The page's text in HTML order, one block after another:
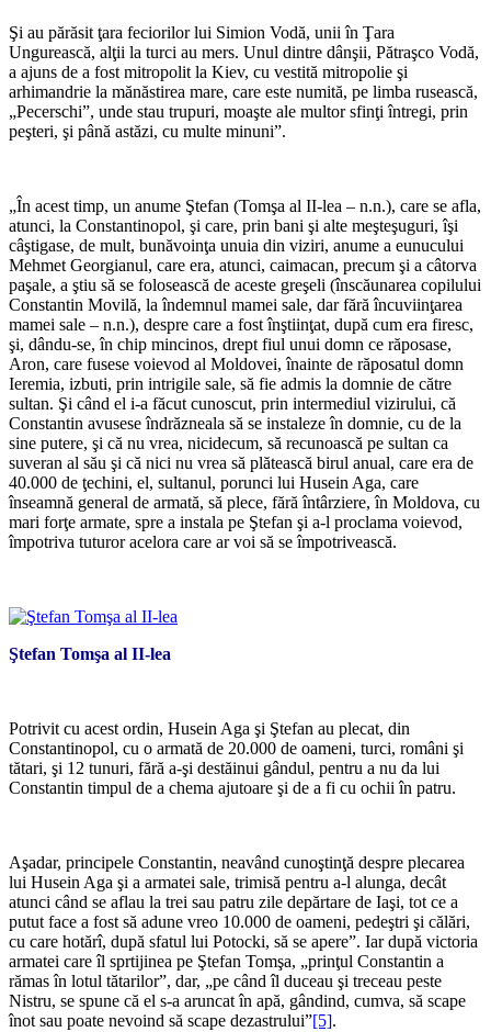
Şi au părăsit ţara feciorilor lui Simion Vodă, unii în Ţara
Ungurească, alţii la turci au mers. Unul dintre dânşii, Pătraşco Vodă,
a ajuns de a fost mitropolit la Kiev, cu vestită mitropolie şi
arhimandrie la mănăstirea mare, care este numită, pe limba rusească,
„Pecerschi”, unde stau trupuri, moaşte ale multor sfinţi întregi, prin
peşteri, şi până astăzi, cu multe minuni”.
„În acest timp, un anume Ştefan (Tomşa al II-lea – n.n.), care se afla,
atunci, la Constantinopol, şi care, prin bani şi alte meşteşuguri, îşi
câştigase, de mult, bunăvoinţa unuia din viziri, anume a eunucului
Mehmet Georgianul, care era, atunci, caimacan, precum şi a câtorva
paşale, a ştiu să se folosească de aceste greşeli (înscăunarea copilului
Constantin Movilă, la îndemnul mamei sale, dar fără încuviinţarea
mamei sale – n.n.), despre care a fost înştiinţat, după cum era firesc,
şi, dându-se, în chip mincinos, drept fiul unui domn ce răposase,
Aron, care fusese voievod al Moldovei, înainte de răposatul domn
Ieremia, izbuti, prin intrigile sale, să fie admis la domnie de către
sultan. Şi când el i-a făcut cunoscut, prin intermediul vizirului, că
Constantin avusese îndrăzneala să se instaleze în domnie, cu de la
sine putere, şi că nu vrea, nicidecum, să recunoască pe sultan ca
suveran al său şi că nici nu vrea să plătească birul anual, care era de
40.000 de ţechini, el, sultanul, porunci lui Husein Aga, care
înseamnă general de armată, să plece, fără întârziere, în Moldova, cu
mari forţe armate, spre a instala pe Ştefan şi a-l proclama voievod,
împotriva tuturor acelora care ar voi să se împotrivească.
Ştefan Tomşa al II-lea
Potrivit cu acest ordin, Husein Aga şi Ştefan au plecat, din
Constantinopol, cu o armată de 20.000 de oameni, turci, români şi
tătari, şi 12 tunuri, fără a-şi destăinui gândul, pentru a nu da lui
Constantin timpul de a chema ajutoare şi de a fi cu ochii în patru.
Aşadar, principele Constantin, neavând cunoştinţă despre plecarea
lui Husein Aga şi a armatei sale, trimisă pentru a-l alunga, decât
atunci când se aflau la trei sau patru zile depărtare de Iaşi, tot ce a
putut face a fost să adune vreo 10.000 de oameni, pedeştri şi călări,
cu care hotărî, după sfatul lui Potocki, să se apere”. Iar după victoria
armatei care îl sprtijinea pe Ştefan Tomşa, „prinţul Constantin a
rămas în lotul tătarilor”, dar, „pe când îl duceau şi treceau peste
Nistru, se spune că el s-a aruncat în apă, gândind, cumva, să scape
înot sau poate nevoind să scape dezastrului”[5].